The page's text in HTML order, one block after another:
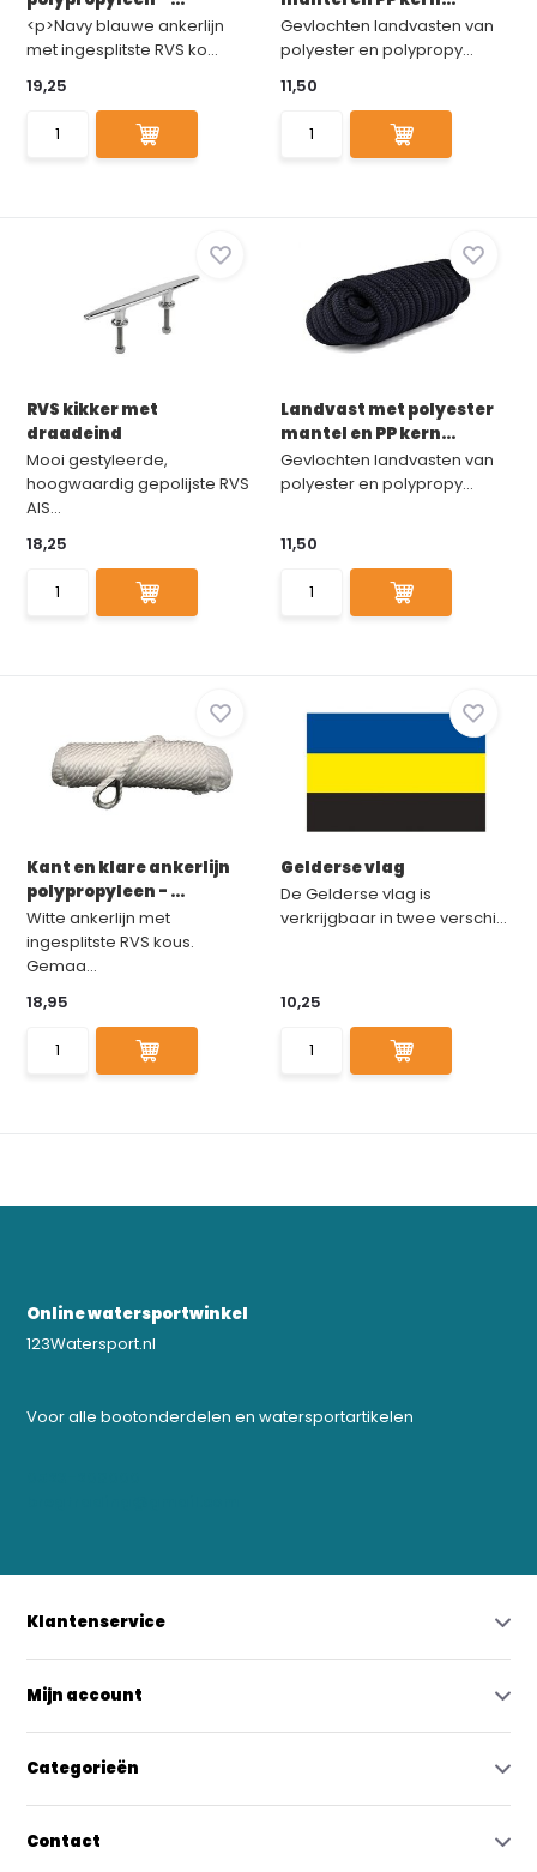
<p>Navy blauwe ankerlijn
met ingesplitste RVS ko...
19,25
Gevlochten landvasten van
polyester en polypropy...
11,50
RVS kikker met
draadeind
Mooi gestyleerde,
hoogwaardig gepolijste RVS
AIS...
18,25
Landvast met polyester
mantel en PP kern...
Gevlochten landvasten van
polyester en polypropy...
11,50
Kant en klare ankerlijn
polypropyleen - ...
Witte ankerlijn met
ingesplitste RVS kous.
Gemaa...
18,95
Gelderse vlag
De Gelderse vlag is
verkrijgbaar in twee verschi...
10,25
Online watersportwinkel
123Watersport.nl
Voor alle bootonderdelen en watersportartikelen
Klantenservice
Mijn account
Categorieën
Contact